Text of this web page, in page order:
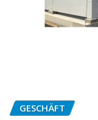
GESCHÄFT